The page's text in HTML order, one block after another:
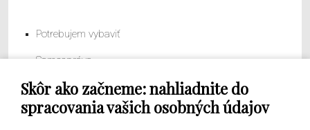
Skôr ako začneme: nahliadnite do
spracovania vašich osobných údajov
Potrebujem vybaviť
Samospráva
Obecný úrad